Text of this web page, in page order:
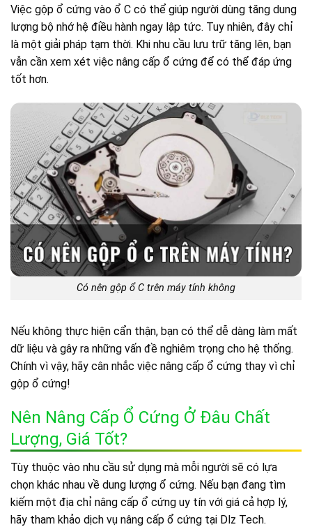
Việc gộp ổ cứng vào ổ C có thể giúp người dùng tăng dung
lượng bộ nhớ hệ điều hành ngay lập tức. Tuy nhiên, đây chỉ
là một giải pháp tạm thời. Khi nhu cầu lưu trữ tăng lên, bạn
vẫn cần xem xét việc nâng cấp ổ cứng để có thể đáp ứng
tốt hơn.
Có nên gộp ổ C trên máy tính không
Nếu không thực hiện cẩn thận, bạn có thể dễ dàng làm mất
dữ liệu và gây ra những vấn đề nghiêm trọng cho hệ thống.
Chính vì vậy, hãy cân nhắc việc nâng cấp ổ cứng thay vì chỉ
gộp ổ cứng!
Nên Nâng Cấp Ổ Cứng Ở Đâu Chất
Lượng, Giá Tốt?
Tùy thuộc vào nhu cầu sử dụng mà mỗi người sẽ có lựa
chọn khác nhau về dung lượng ổ cứng. Nếu bạn đang tìm
kiếm một địa chỉ nâng cấp ổ cứng uy tín với giá cả hợp lý,
hãy tham khảo dịch vụ nâng cấp ổ cứng tại Dlz Tech.